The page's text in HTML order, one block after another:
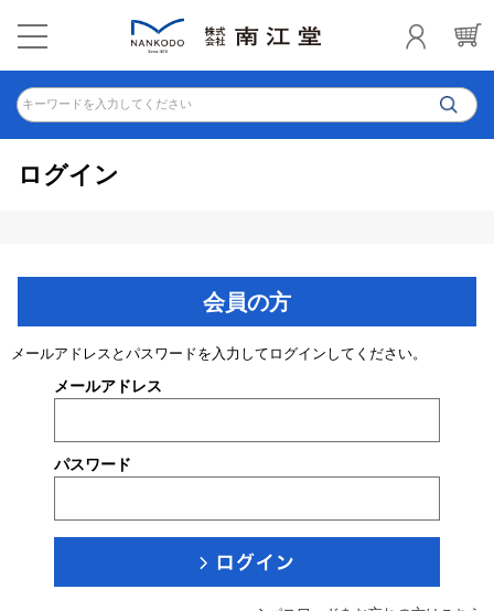
キーワードを入力してください
ログイン
会員の方
メールアドレスとパスワードを入力してログインしてください。
メールアドレス
パスワード